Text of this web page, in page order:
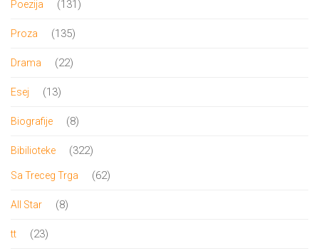
Poezija 131131
Proza 135135
Drama 2222
Esej 1313
Biografije 88
Bibilioteke 322322
proizvoda
Sa Treceg Trga 6262
All Star 88
tt 2323